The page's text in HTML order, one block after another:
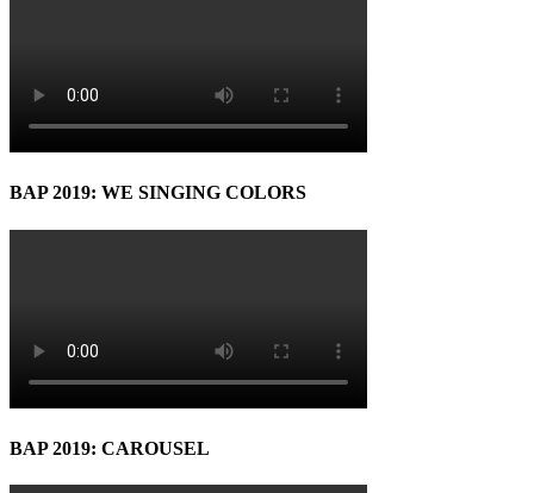
BAP 2019: WE SINGING COLORS
BAP 2019: CAROUSEL